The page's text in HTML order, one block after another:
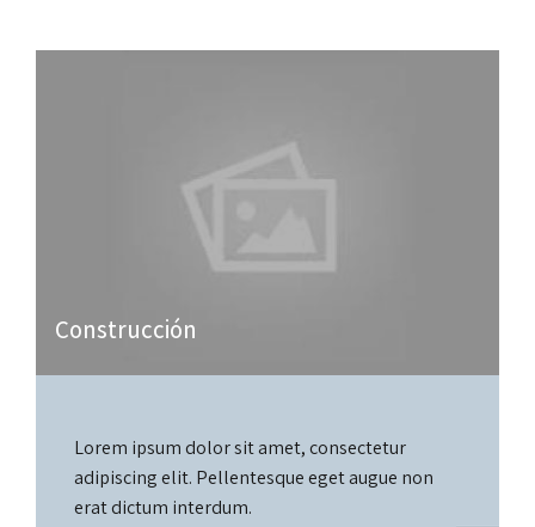
Construcción
Lorem ipsum dolor sit amet, consectetur
adipiscing elit. Pellentesque eget augue non
erat dictum interdum.